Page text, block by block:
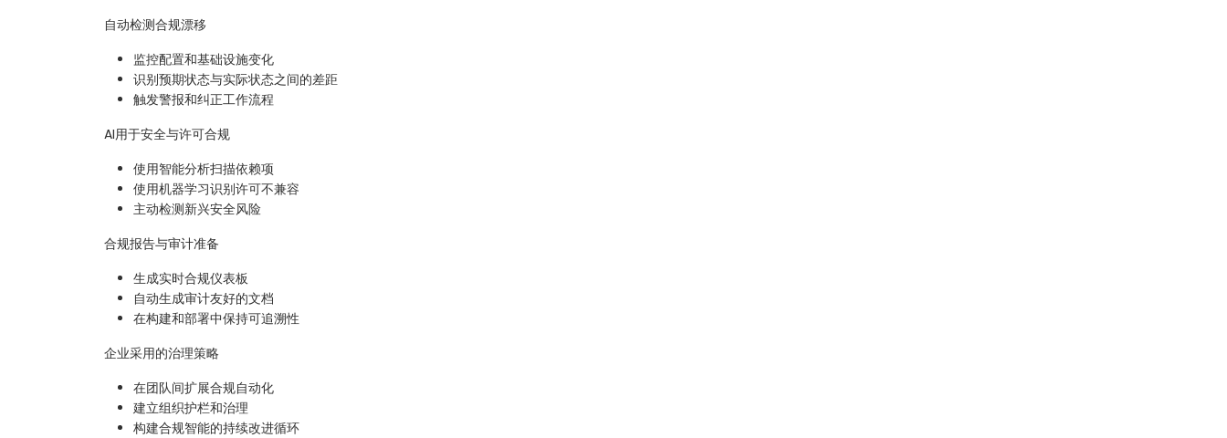
自动检测合规漂移
监控配置和基础设施变化
识别预期状态与实际状态之间的差距
触发警报和纠正工作流程
AI用于安全与许可合规
使用智能分析扫描依赖项
使用机器学习识别许可不兼容
主动检测新兴安全风险
合规报告与审计准备
生成实时合规仪表板
自动生成审计友好的文档
在构建和部署中保持可追溯性
企业采用的治理策略
在团队间扩展合规自动化
建立组织护栏和治理
构建合规智能的持续改进循环